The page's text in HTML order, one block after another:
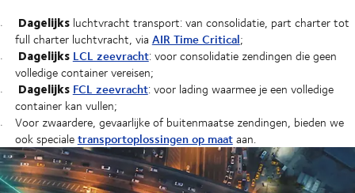
Dagelijksluchtvracht transport: van consolidatie, part charter tot
full charter luchtvracht, via AIR Time Critical;
Dagelijks LCL zeevracht: voor consolidatie zendingen die geen
volledige container vereisen;
Dagelijks FCL zeevracht: voor lading waarmee je een volledige
container kan vullen;
Voor zwaardere, gevaarlijke of buitenmaatse zendingen, bieden we
ook specialetransportoplossingen op maataan.